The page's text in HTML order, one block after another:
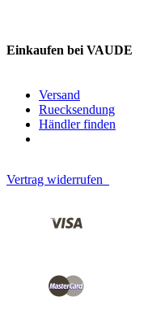
Einkaufen bei VAUDE
Versand
Ruecksendung
Händler finden
Vertrag widerrufen